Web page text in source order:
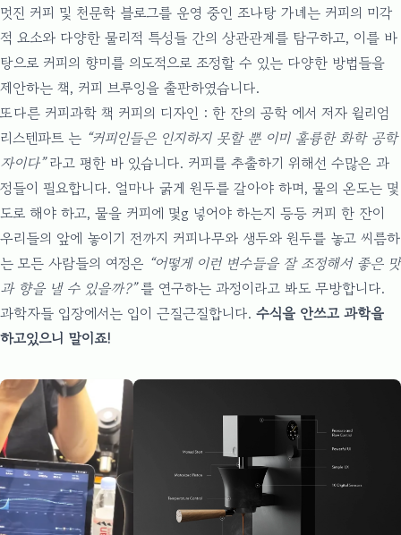
멋진 커피 및 천문학 블로그를 운영 중인 조나탕 가녜는 커피의 미각
적 요소와 다양한 물리적 특성들 간의 상관관계를 탐구하고, 이를 바
탕으로 커피의 향미를 의도적으로 조정할 수 있는 다양한 방법들을
제안하는 책, 커피 브루잉을 출판하였습니다.
또다른 커피과학 책 커피의 디자인 : 한 잔의 공학 에서 저자 윌리엄
리스텐파트 는 “커피인들은 인지하지 못할 뿐 이미 훌륭한 화학 공학
자이다”라고 평한 바 있습니다. 커피를 추출하기 위해선 수많은 과
정들이 필요합니다. 얼마나 굵게 원두를 갈아야 하며, 물의 온도는 몇
도로 해야 하고, 물을 커피에 몇g 넣어야 하는지 등등 커피 한 잔이
우리들의 앞에 놓이기 전까지 커피나무와 생두와 원두를 놓고 씨름하
는 모든 사람들의 여정은 “어떻게 이런 변수들을 잘 조정해서 좋은 맛
과 향을 낼 수 있을까?”를 연구하는 과정이라고 봐도 무방합니다.
과학자들 입장에서는 입이 근질근질합니다. 수식을 안쓰고 과학을
하고있으니 말이죠!